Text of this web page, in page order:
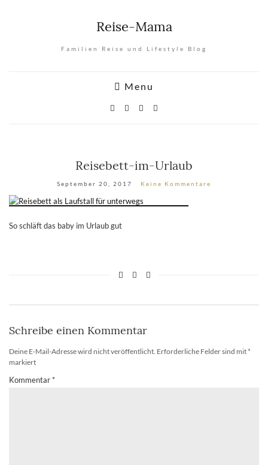
Reise-Mama
Familien Reise und Lifestyle Blog
Menu
Reisebett-im-Urlaub
September 20, 2017 Keine Kommentare
So schläft das baby im Urlaub gut
Schreibe einen Kommentar
Deine E-Mail-Adresse wird nicht veröffentlicht. Erforderliche Felder sind mit *
markiert
Kommentar *